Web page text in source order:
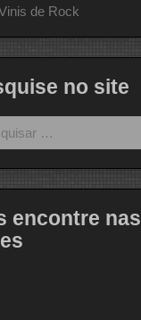
de Rock
no site
encontre nas